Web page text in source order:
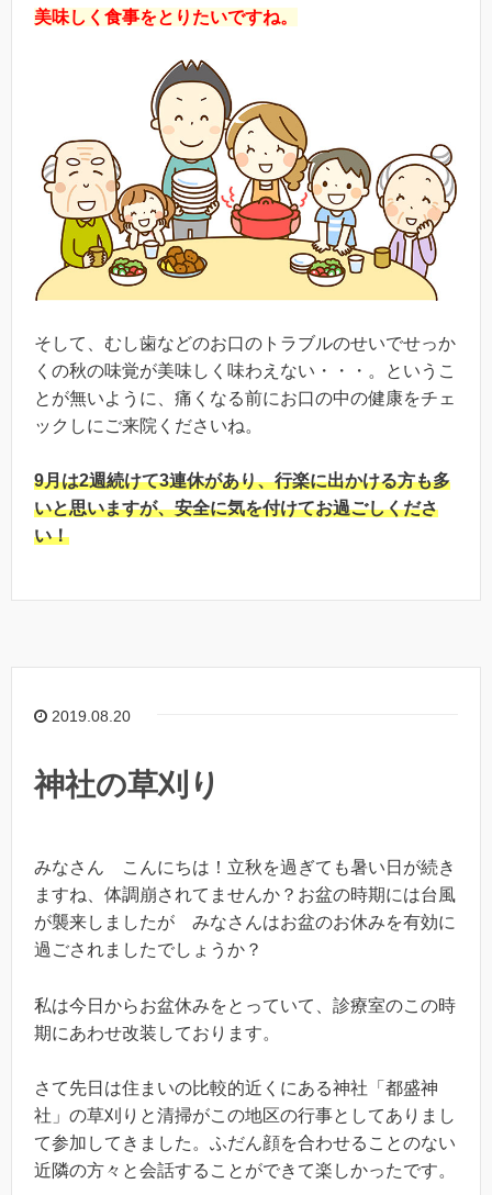
美味しく食事をとりたいですね。
そして、むし歯などのお口のトラブルのせいでせっか
くの秋の味覚が美味しく味わえない・・・。というこ
とが無いように、痛くなる前にお口の中の健康をチェ
ックしにご来院くださいね。
9月は2週続けて3連休があり、行楽に出かける方も多
いと思いますが、安全に気を付けてお過ごしくださ
い！
2019.08.20
神社の草刈り
みなさん こんにちは！立秋を過ぎても暑い日が続き
ますね、体調崩されてませんか？お盆の時期には台風
が襲来しましたが みなさんはお盆のお休みを有効に
過ごされましたでしょうか？
私は今日からお盆休みをとっていて、診療室のこの時
期にあわせ改装しております。
さて先日は住まいの比較的近くにある神社「都盛神
社」の草刈りと清掃がこの地区の行事としてありまし
て参加してきました。ふだん顔を合わせることのない
近隣の方々と会話することができて楽しかったです。